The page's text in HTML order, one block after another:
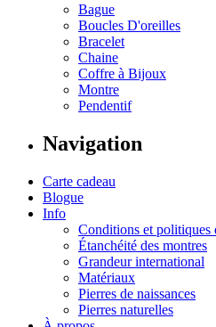
Bague
Boucles D'oreilles
Bracelet
Chaine
Coffre à Bijoux
Montre
Pendentif
Navigation
Carte cadeau
Blogue
Info
Conditions et politiques
Étanchéité des montres
Grandeur international
Matériaux
Pierres de naissances
Pierres naturelles